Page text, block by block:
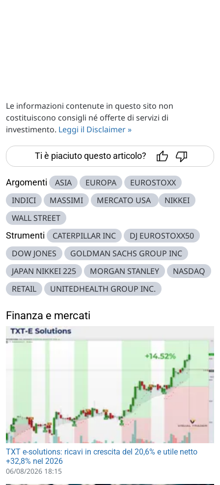
Le informazioni contenute in questo sito non
costituiscono consigli né offerte di servizi di
investimento. Leggi il Disclaimer »
Ti è piaciuto questo articolo?
Argomenti ASIA EUROPA
EUROSTOXX
INDICI
MASSIMI MERCATO USA
NIKKEI
WALL STREET
Strumenti CATERPILLAR INC
DJ EUROSTOXX50
DOW JONES
GOLDMAN SACHS GROUP INC
JAPAN NIKKEI 225
MORGAN STANLEY
NASDAQ
RETAIL
UNITEDHEALTH GROUP INC.
Finanza e mercati
TXT e-solutions: ricavi in crescita del 20,6% e utile netto
+32,8% nel 2026
06/08/2026 18:15